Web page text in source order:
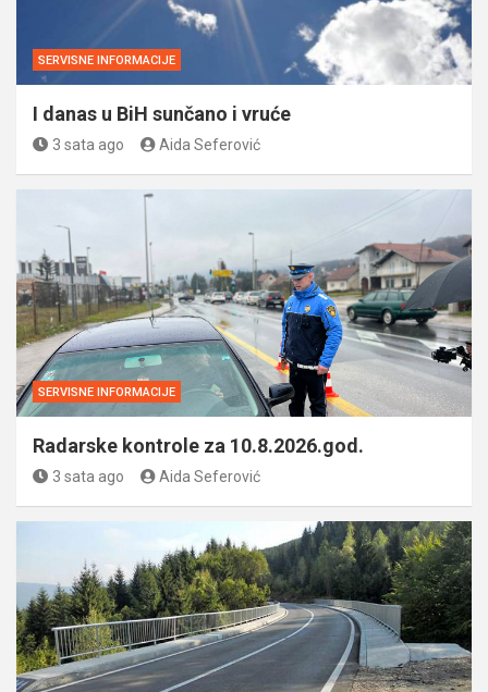
SERVISNE INFORMACIJE
I danas u BiH sunčano i vruće
3 sata ago Aida Seferović
SERVISNE INFORMACIJE
Radarske kontrole za 10.8.2026.god.
3 sata ago Aida Seferović